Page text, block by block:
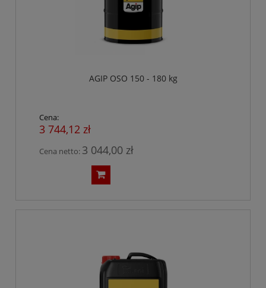
AGIP OSO 150 - 180 kg
Cena:
3 744,12 zł
Cena netto: 3 044,00 zł